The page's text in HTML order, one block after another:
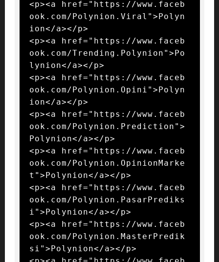
<p><a href="https://www.faceb
ook.com/Polynion.Viral">Polyn
ion</a></p>
<p><a href="https://www.faceb
ook.com/Trending.Polynion">Po
lynion</a></p>
<p><a href="https://www.faceb
ook.com/Polynion.Opini">Polyn
ion</a></p>
<p><a href="https://www.faceb
ook.com/Polynion.Prediction">
Polynion</a></p>
<p><a href="https://www.faceb
ook.com/Polynion.OpinionMarke
t">Polynion</a></p>
<p><a href="https://www.faceb
ook.com/Polynion.PasarPrediks
i">Polynion</a></p>
<p><a href="https://www.faceb
ook.com/Polynion.MasterPredik
si">Polynion</a></p>